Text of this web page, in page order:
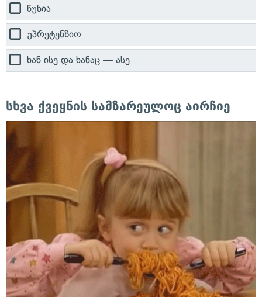
წუნია
უპრეტენზიო
ხან ისე და ხანაც — ასე
სხვა ქვეყნის სამზარეულოც აირჩიე